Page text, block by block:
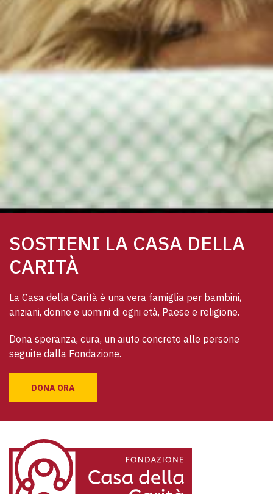
SOSTIENI LA CASA DELLA
CARITÀ
La Casa della Carità è una vera famiglia per bambini,
anziani, donne e uomini di ogni età, Paese e religione.
Dona speranza, cura, un aiuto concreto alle persone
seguite dalla Fondazione.
DONA ORA